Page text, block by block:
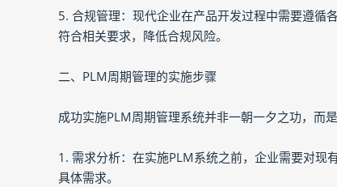
5. 合规管理：现代企业在产品开发过程中需要遵循
符合相关要求，降低合规风险。
二、PLM周期管理的实施步骤
成功实施PLM周期管理系统并非一朝一夕之功，而
1. 需求分析：在实施PLM系统之前，企业需要对现
具体需求。